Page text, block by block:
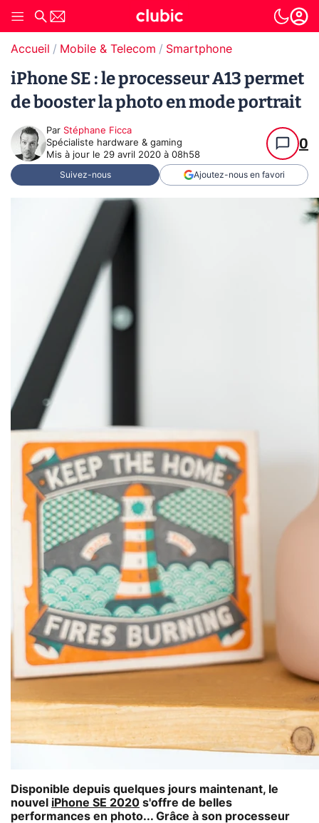
Accueil Mobile & Telecom Smartphone
iPhone SE : le processeur A13 permet
de booster la photo en mode portrait
Par Stéphane Ficca
Spécialiste hardware & gaming
Mis à jour le 29 avril 2020 à 08h58
0
Suivez-nous Ajoutez-nous en favori
Disponible depuis quelques jours maintenant, le
nouvel iPhone SE 2020 s'offre de belles
performances en photo... Grâce à son processeur